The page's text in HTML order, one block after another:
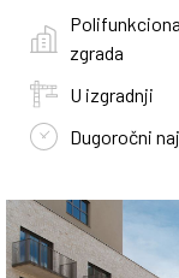
zgrada
U izgradnji
Dugoročni